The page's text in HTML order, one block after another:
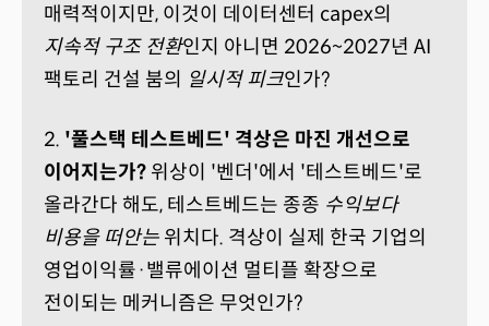
매력적이지만, 이것이 데이터센터 capex의
지속적 구조 전환인지 아니면 2026~2027년 AI
팩토리 건설 붐의 일시적 피크인가?
2. '풀스택 테스트베드' 격상은 마진 개선으로
이어지는가? 위상이 '벤더'에서 '테스트베드'로
올라간다 해도, 테스트베드는 종종 수익보다
비용을 떠안는 위치다. 격상이 실제 한국 기업의
영업이익률·밸류에이션 멀티플 확장으로
전이되는 메커니즘은 무엇인가?